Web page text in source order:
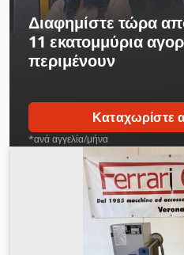
Διαφημίστε τώρα
11 εκατομμύρια
περιμένουν
Καταχωρίστε
*ανά αγγελία/μήνα